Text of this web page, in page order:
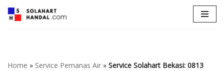
Home » Service Pemanas Air » Service Solahart Bekasi: 0813